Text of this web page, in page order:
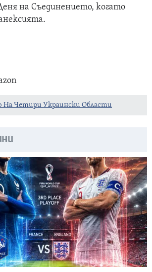
на Съединението, когато
На Четири Украински Области